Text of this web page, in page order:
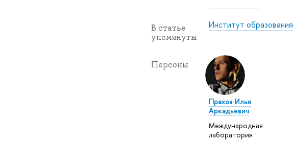
В статье
упомянуты
Институт образования
Персоны
Прахов Илья
Аркадьевич
Международная
лаборатория